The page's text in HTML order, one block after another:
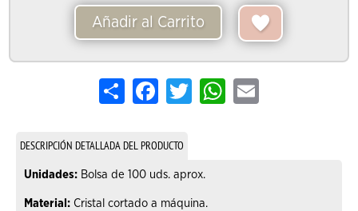
Añadir al Carrito
Share FacebookTwitterWhatsApp
Email
DESCRIPCIÓN DETALLADA DEL PRODUCTO
Unidades:Bolsa de 100 uds. aprox.
Material:Cristal cortado a máquina.